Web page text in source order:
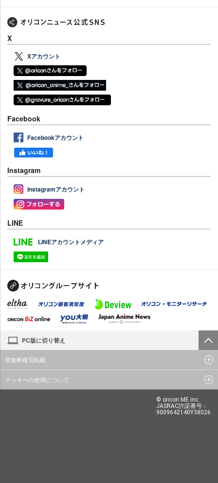
X
Xアカウント
Facebook
Facebookアカウント
Instagram
Instagramアカウント
LINE
LINEアカウントメディア
PC版に切り替え
禁無断複写転載
クッキーの使用について
© oricon ME inc.
JASRAC許諾番号：
9009642140Y38026